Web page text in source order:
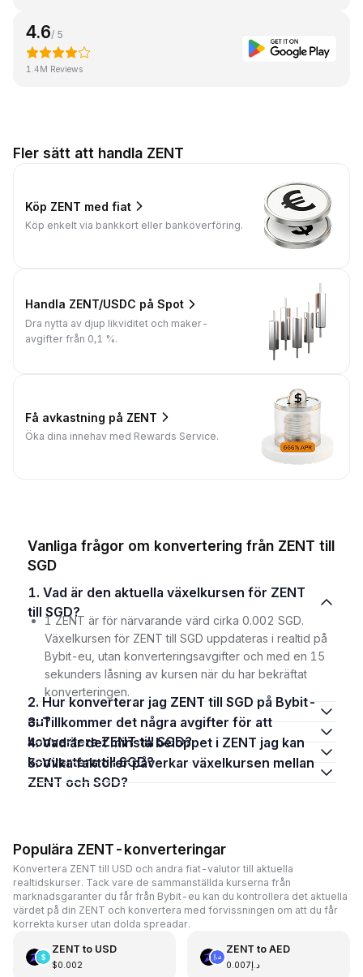
4.6/ 5
1.4M Reviews
Fler sätt att handla ZENT
Köp ZENT med fiat
Köp enkelt via bankkort eller banköverföring.
Handla ZENT/USDC på Spot
Dra nytta av djup likviditet och maker-
avgifter från 0,1 %.
Få avkastning på ZENT
Öka dina innehav med Rewards Service.
Vanliga frågor om konvertering från ZENT till
SGD
1. Vad är den aktuella växelkursen för ZENT
till SGD?
1 ZENT är för närvarande värd cirka 0.002 SGD.
Växelkursen för ZENT till SGD uppdateras i realtid på
Bybit-eu, utan konverteringsavgifter och med en 15
sekunders låsning av kursen när du har bekräftat
konverteringen.
2. Hur konverterar jag ZENT till SGD på Bybit-
eu?
3. Tillkommer det några avgifter för att
konvertera ZENT till SGD?
4. Vad är det minsta beloppet i ZENT jag kan
konvertera till SGD?
5. Vilka faktorer påverkar växelkursen mellan
ZENT och SGD?
Populära ZENT-konverteringar
Konvertera ZENT till USD och andra fiat-valutor till aktuella
realtidskurser. Tack vare de sammanställda kurserna från
marknadsgaranter du får från Bybit-eu kan du kontrollera det aktuella
värdet på din ZENT och konvertera med förvissningen om att du får
korrekta kurser utan dolda spreadar.
ZENT to USD
$0.002
ZENT to AED
د.إ0.007